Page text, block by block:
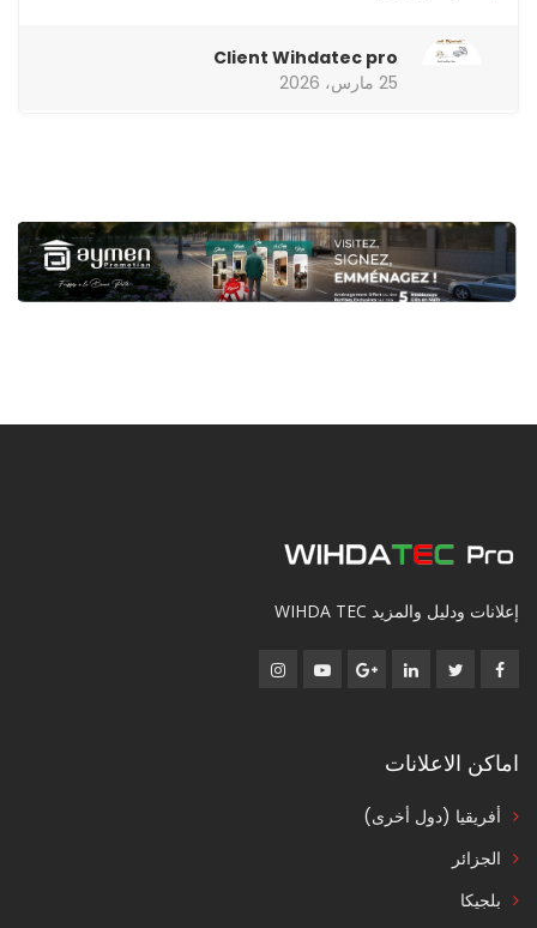
Client Wihdatec pro
25 مارس، 2026
إعلانات ودليل والمزيد WIHDA TEC
اماكن الاعلانات
أفريقيا (دول أخرى)
الجزائر
بلجيكا